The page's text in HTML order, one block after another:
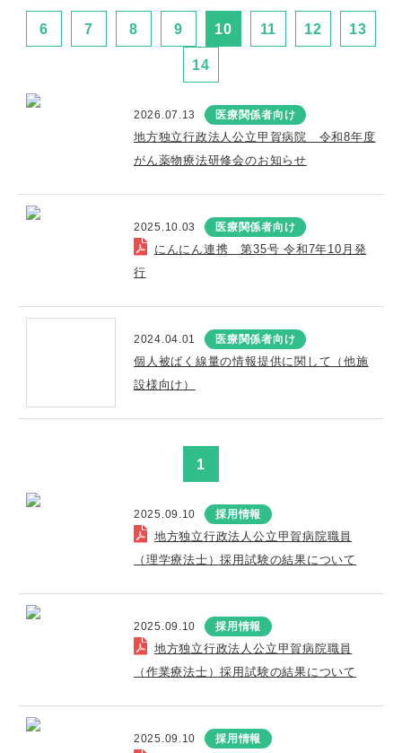
6 7 8 9 10 11 12 13
14
2026.07.13 医療関係者向け
地方独立行政法人公立甲賀病院 令和8年度
がん薬物療法研修会のお知らせ
2025.10.03 医療関係者向け
にんにん連携 第35号 令和7年10月発
行
2024.04.01 医療関係者向け
個人被ばく線量の情報提供に関して（他施
設様向け）
1
2025.09.10 採用情報
地方独立行政法人公立甲賀病院職員
（理学療法士）採用試験の結果について
2025.09.10 採用情報
地方独立行政法人公立甲賀病院職員
（作業療法士）採用試験の結果について
2025.09.10 採用情報